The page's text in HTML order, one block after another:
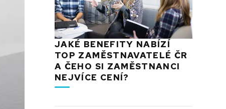
JAKÉ BENEFITY NABÍZÍ
TOP ZAMĚSTNAVATELÉ ČR
A ČEHO SI ZAMĚSTNANCI
NEJVÍCE CENÍ?